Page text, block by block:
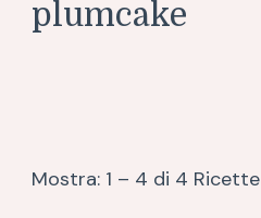
plumcake
Mostra: 1 – 4 di 4 Ricette